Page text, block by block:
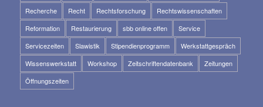
Recherche
Recht Rechtsforschung
Rechtswissenschaften
Reformation
Restaurierung sbb online offen
Service
Servicezeiten
Slawistik Stipendienprogramm
Werkstattgespräch
Wissenswerkstatt
Workshop Zeitschriftendatenbank
Zeitungen
Öffnungszeiten